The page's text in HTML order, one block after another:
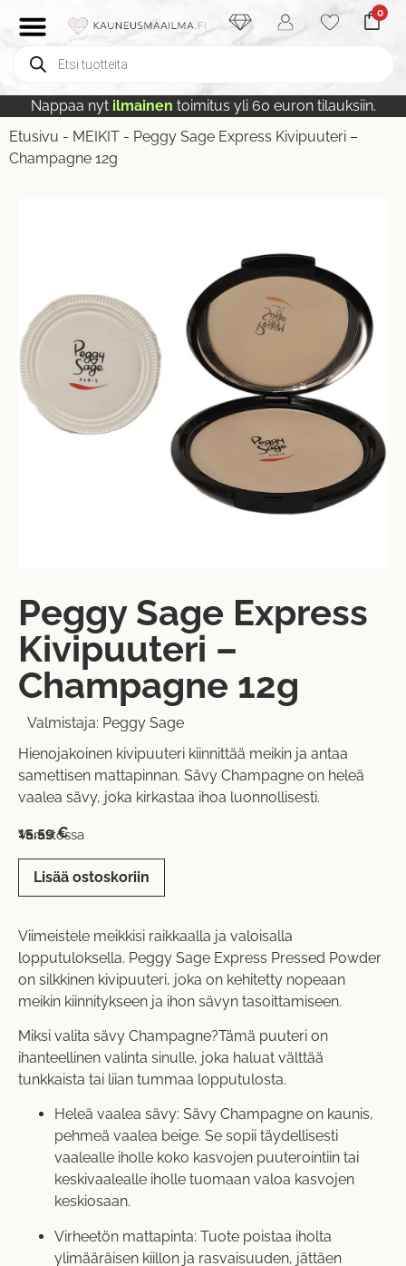
0
Nappaa nyt ilmainen toimitus yli 60 euron tilauksiin.
Etusivu - MEIKIT - Peggy Sage Express Kivipuuteri –
Champagne 12g
Peggy Sage Express
Kivipuuteri –
Champagne 12g
Valmistaja: Peggy Sage
Hienojakoinen kivipuuteri kiinnittää meikin ja antaa
samettisen mattapinnan. Sävy Champagne on heleä
vaalea sävy, joka kirkastaa ihoa luonnollisesti.
15,59€
Varastossa
Lisää ostoskoriin
Viimeistele meikkisi raikkaalla ja valoisalla
lopputuloksella. Peggy Sage Express Pressed Powder
on silkkinen kivipuuteri, joka on kehitetty nopeaan
meikin kiinnitykseen ja ihon sävyn tasoittamiseen.
Miksi valita sävy Champagne?Tämä puuteri on
ihanteellinen valinta sinulle, joka haluat välttää
tunkkaista tai liian tummaa lopputulosta.
Heleä vaalea sävy: Sävy Champagne on kaunis,
pehmeä vaalea beige. Se sopii täydellisesti
vaalealle iholle koko kasvojen puuterointiin tai
keskivaalealle iholle tuomaan valoa kasvojen
keskiosaan.
Virheetön mattapinta: Tuote poistaa iholta
ylimääräisen kiillon ja rasvaisuuden, jättäen